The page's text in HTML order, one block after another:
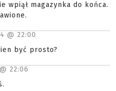
wpiął magazynka do końca.
@ 22:00
być prosto?
22:06